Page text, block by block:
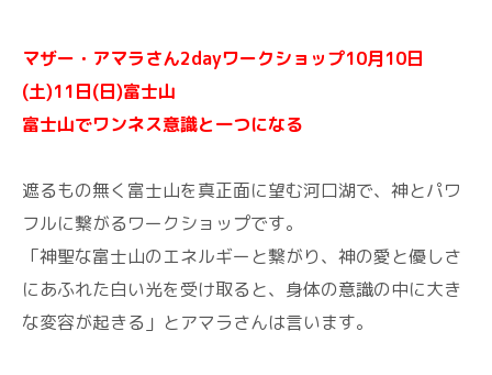
マザー・アマラさん2dayワークショップ10月10日
(土)11日(日)富士山
富士山でワンネス意識と一つになる
遮るもの無く富士山を真正面に望む河口湖で、神とパワ
フルに繋がるワークショップです。
「神聖な富士山のエネルギーと繋がり、神の愛と優しさ
にあふれた白い光を受け取ると、身体の意識の中に大き
な変容が起きる」とアマラさんは言います。